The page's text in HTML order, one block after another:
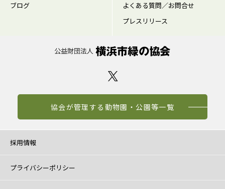
ブログ
よくある質問／お問合せ
プレスリリース
協会が管理する動物園・公園等一覧
採用情報
プライバシーポリシー